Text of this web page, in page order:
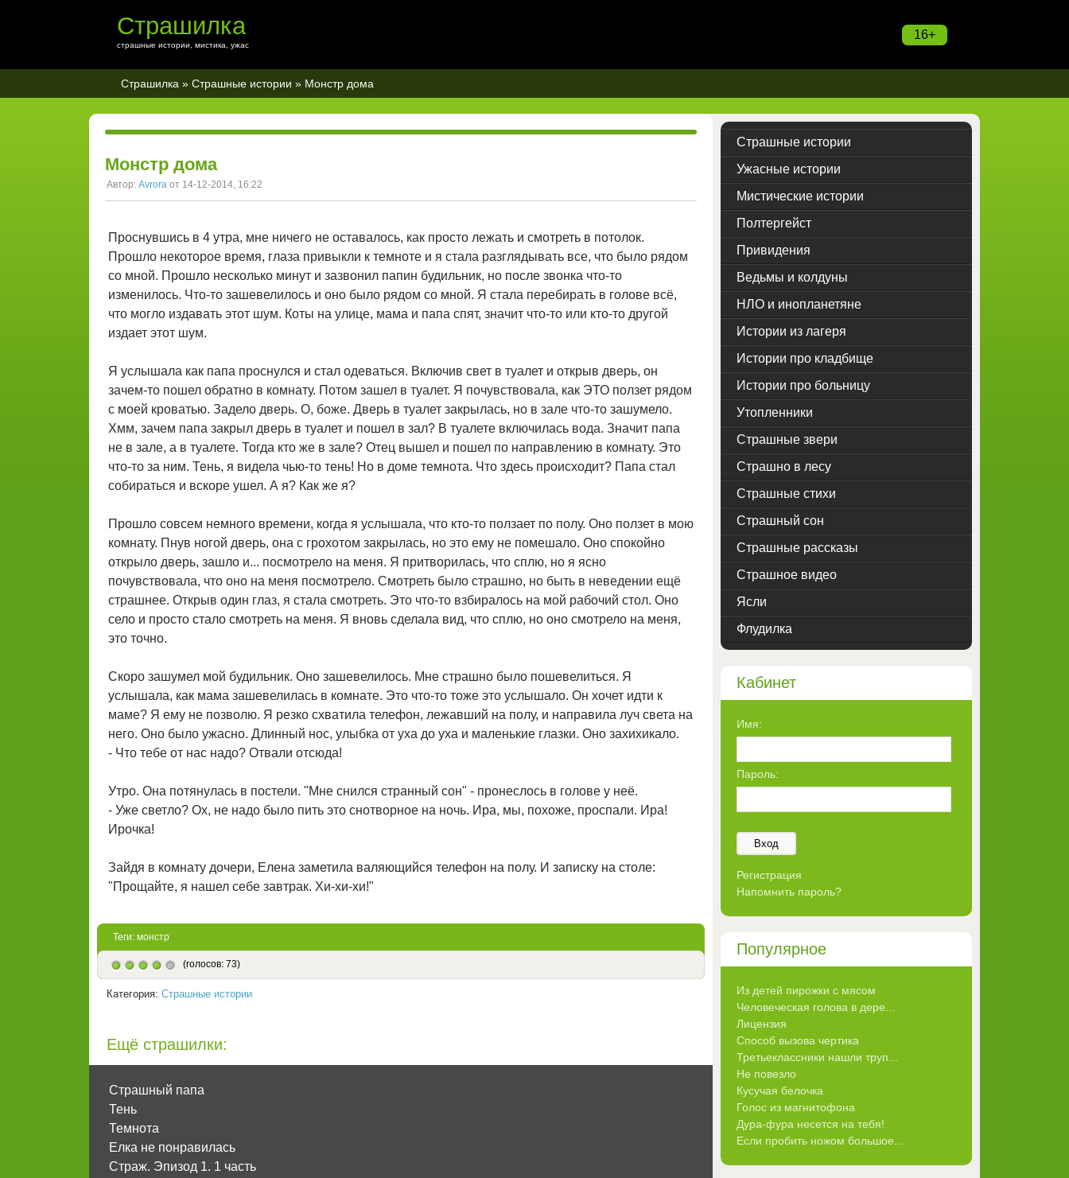
16+
Страшилка
страшные истории, мистика, ужас
Страшилка » Страшные истории » Монстр дома
Монстр дома
Автор: Avrora от 14-12-2014, 16:22
Проснувшись в 4 утра, мне ничего не оставалось, как просто лежать и смотреть в потолок.
Прошло некоторое время, глаза привыкли к темноте и я стала разглядывать все, что было рядом
со мной. Прошло несколько минут и зазвонил папин будильник, но после звонка что-то
изменилось. Что-то зашевелилось и оно было рядом со мной. Я стала перебирать в голове всё,
что могло издавать этот шум. Коты на улице, мама и папа спят, значит что-то или кто-то другой
издает этот шум.
Я услышала как папа проснулся и стал одеваться. Включив свет в туалет и открыв дверь, он
зачем-то пошел обратно в комнату. Потом зашел в туалет. Я почувствовала, как ЭТО ползет рядом
с моей кроватью. Задело дверь. О, боже. Дверь в туалет закрылась, но в зале что-то зашумело.
Хмм, зачем папа закрыл дверь в туалет и пошел в зал? В туалете включилась вода. Значит папа
не в зале, а в туалете. Тогда кто же в зале? Отец вышел и пошел по направлению в комнату. Это
что-то за ним. Тень, я видела чью-то тень! Но в доме темнота. Что здесь происходит? Папа стал
собираться и вскоре ушел. А я? Как же я?
Прошло совсем немного времени, когда я услышала, что кто-то ползает по полу. Оно ползет в мою
комнату. Пнув ногой дверь, она с грохотом закрылась, но это ему не помешало. Оно спокойно
открыло дверь, зашло и... посмотрело на меня. Я притворилась, что сплю, но я ясно
почувствовала, что оно на меня посмотрело. Смотреть было страшно, но быть в неведении ещё
страшнее. Открыв один глаз, я стала смотреть. Это что-то взбиралось на мой рабочий стол. Оно
село и просто стало смотреть на меня. Я вновь сделала вид, что сплю, но оно смотрело на меня,
это точно.
Скоро зашумел мой будильник. Оно зашевелилось. Мне страшно было пошевелиться. Я
услышала, как мама зашевелилась в комнате. Это что-то тоже это услышало. Он хочет идти к
маме? Я ему не позволю. Я резко схватила телефон, лежавший на полу, и направила луч света на
него. Оно было ужасно. Длинный нос, улыбка от уха до уха и маленькие глазки. Оно захихикало.
- Что тебе от нас надо? Отвали отсюда!
Утро. Она потянулась в постели. "Мне снился странный сон" - пронеслось в голове у неё.
- Уже светло? Ох, не надо было пить это снотворное на ночь. Ира, мы, похоже, проспали. Ира!
Ирочка!
Зайдя в комнату дочери, Елена заметила валяющийся телефон на полу. И записку на столе:
"Прощайте, я нашел себе завтрак. Хи-хи-хи!"
Теги: монстр
(голосов: 73)
Категория: Страшные истории
Ещё страшилки:
Страшный папа
Тень
Темнота
Елка не понравилась
Страж. Эпизод 1. 1 часть
Страшные истории
Ужасные истории
Мистические истории
Полтергейст
Привидения
Ведьмы и колдуны
НЛО и инопланетяне
Истории из лагеря
Истории про кладбище
Истории про больницу
Утопленники
Страшные звери
Страшно в лесу
Страшные стихи
Страшный сон
Страшные рассказы
Страшное видео
Ясли
Флудилка
Кабинет
Имя:
Пароль:
Вход
Регистрация
Напомнить пароль?
Популярное
Из детей пирожки с мясом
Человеческая голова в дере...
Лицензия
Способ вызова чертика
Третьеклассники нашли труп...
Не повезло
Кусучая белочка
Голос из магнитофона
Дура-фура несется на тебя!
Если пробить ножом большое...